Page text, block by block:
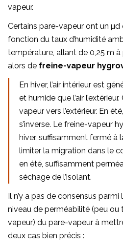
vapeur.
Certains pare-vapeur ont un μd
fonction du taux d’humidité
température, allant de 0,25 m à
alors de freine-vapeur
En hiver, l’air intérieur est
et humide que l’air
vapeur vers l’extérieur. En
s’inverse. Le freine-vapeur
hiver, suffisamment fermé à
limiter la migration dans le
en été, suffisamment
séchage de l’isolant.
Il n’y a pas de consensus
niveau de perméabilité (peu ou
vapeur) du pare-vapeur à
deux cas bien précis :